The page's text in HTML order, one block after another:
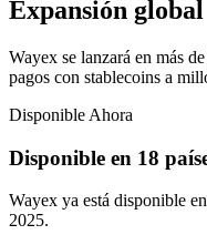
Expansión global
Wayex se lanzará en más
pagos con stablecoins a
Disponible Ahora
Disponible en 18
Wayex ya está disponible
2025.